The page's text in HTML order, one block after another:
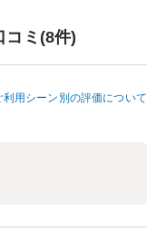
コミ(8件)
利用シーン別の評価について